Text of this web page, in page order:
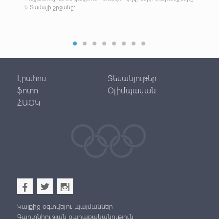
և Տամայի շրջանը:
Լրահոս
Տեսանյութեր
ֆոտո
Օլիմպավան
ՀԱՕԿ
b a x
Կայքից օգտվելու պայմաններ
Գաղտնիության քաղաքականություն